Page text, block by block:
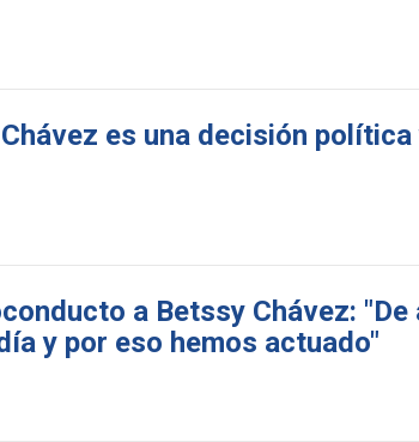
es una decisión
a Betssy Chávez: "De
y por eso hemos actuado"